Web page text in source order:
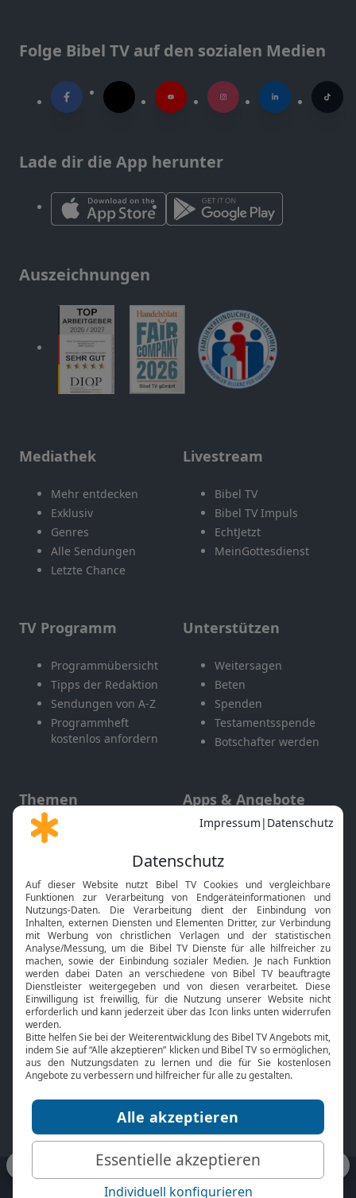
Folge Bibel TV auf den sozialen Medien
Lade dir die App herunter
Auszeichnungen
Mediathek
Mehr entdecken
Exklusiv
Genres
Alle Sendungen
Letzte Chance
Livestream
Bibel TV
Bibel TV Impuls
EchtJetzt
MeinGottesdienst
TV Programm
Programmübersicht
Tipps der Redaktion
Sendungen von A-Z
Programmheft
kostenlos anfordern
Unterstützen
Weitersagen
Beten
Spenden
Testamentsspende
Botschafter werden
Themen
Gott und Bibel erklärt
Neuigkeiten
Apps & Angebote
Mobile App
Smart TV
HbbTV
Bibelthek Online-Bibel
Nächster Gottesdienst
Bibel TV
Über uns
Jobs
Mediadaten
Service
Kontakt
TV-Empfang
bibeltv.de: Impressum
Datenschutz
Nutzungsbedingungen
Fakten Bibel TV App